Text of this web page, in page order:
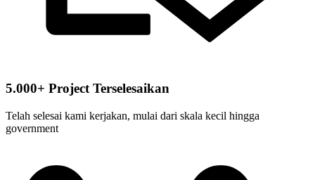
5.000+ Project Terselesaikan
Telah selesai kami kerjakan, mulai dari skala kecil hingga
government